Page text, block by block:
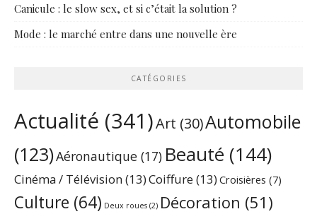
Canicule : le slow sex, et si c’était la solution ?
Mode : le marché entre dans une nouvelle ère
CATÉGORIES
Actualité (341)Art (30)Automobile
(123)Aéronautique (17) Beauté (144)
Cinéma / Télévision(13)Coiffure(13) Croisières (7)
Culture (64) Deux roues (2) Décoration (51)